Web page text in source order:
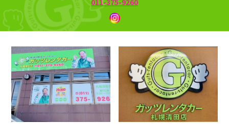
011-375-9260